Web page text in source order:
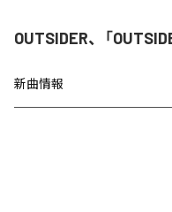
OUTSIDER、「
新曲情報